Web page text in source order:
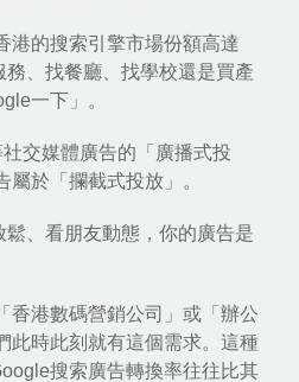
港的搜索引擎市場份額高達
、找餐廳、找學校還是買產
一下」。
交媒體廣告的「廣播式投
屬於「攔截式投放」。
、看朋友動態，你的廣告是
香港數碼營銷公司」或「辦公
此時此刻就有這個需求。這種
搜索廣告轉換率往往比其